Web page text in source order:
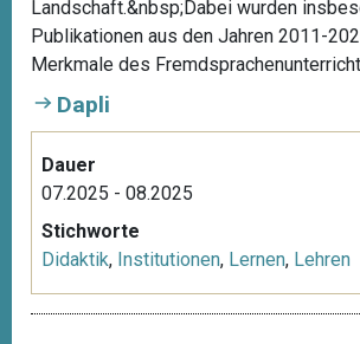
Landschaft.&nbsp;Dabei wurden
Publikationen aus den Jahren 2011-
Merkmale des
Dapli
Dauer
07.2025 - 08.2025
Stichworte
Didaktik, Institutionen, Lernen, Lehren